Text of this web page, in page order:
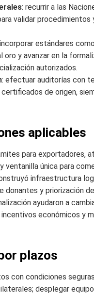
: recurrir a las
validar
estándares
y avanzar en la
autorizados.
: efectuar auditorías con
de origen,
aplicables
para exportadores,
ventanilla única para
infraestructura
y priorización
ayudaron a
económicos y
plazos
con condiciones
desplegar